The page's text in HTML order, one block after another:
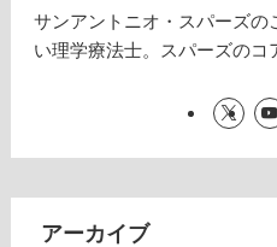
サンアントニオ・スパーズの
い理学療法士。スパーズのコ
アーカイブ